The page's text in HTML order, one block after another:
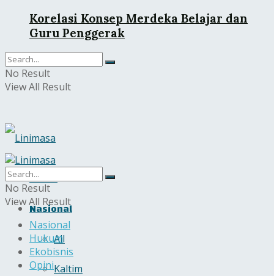
Korelasi Konsep Merdeka Belajar dan
Guru Penggerak
No Result
View All Result
Home
Nasional
All
Kaltim
No Result
View All Result
Nasional
Hukum
Ekobisnis
Opini